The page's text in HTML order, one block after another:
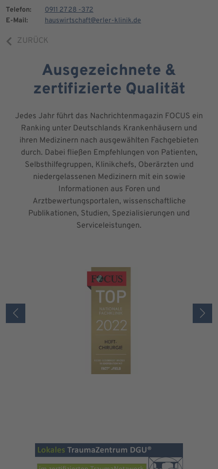
Telefon:
0911 27 28 -372
E-Mail:
hauswirtschaft@erler-klinik.de
ZURÜCK
Ausgezeichnete &
zertifizierte Qualität
Jedes Jahr führt das Nachrichtenmagazin FOCUS ein
Ranking unter Deutschlands Krankenhäusern und
ihren Medizinern nach ausgewählten Fachgebieten
durch. Dabei fließen Empfehlungen von Patienten,
Selbsthilfegruppen, Klinikchefs, Oberärzten und
niedergelassenen Medizinern mit ein sowie
Informationen aus Foren und
Arztbewertungsportalen, wissenschaftliche
Publikationen, Studien, Spezialisierungen und
Serviceleistungen.